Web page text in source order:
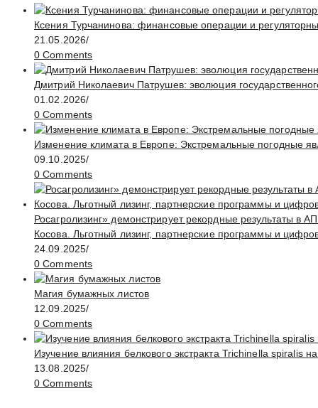
Ксения Турчанинова: финансовые операции и
21.05.2026/
0 Comments
Дмитрий Николаевич Патрушев: эволюция
01.02.2026/
0 Comments
Изменение климата в Европе: Экстремальные погодные
09.10.2025/
0 Comments
Росагролизинг» демонстрирует рекордные результаты в
Косова. Льготный лизинг, партнерские программы и
24.09.2025/
0 Comments
Магия бумажных листов
12.09.2025/
0 Comments
Изучение влияния белкового экстракта Trichinella spiralis
13.08.2025/
0 Comments